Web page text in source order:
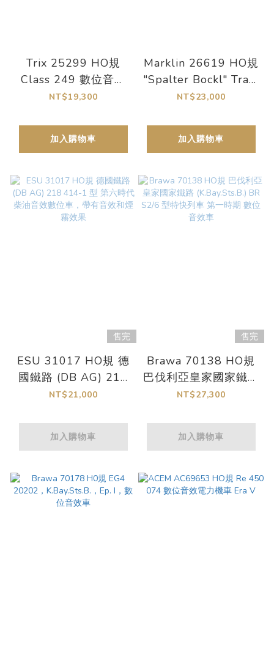
Trix 25299 HO規
Class 249 數位音效
雙動力電車.數位升降
NT$19,300
加入購物車
Marklin 26619 HO規
"Spalter Bockl" Train
Set 小玻璃數位列車
NT$23,000
加入購物車
售完
ESU 31017 HO規 德
國鐵路 (DB AG) 218
414-1 型 第六時代 柴
效和煙霧效果
NT$21,000
加入購物車
售完
Brawa 70138 HO規
巴伐利亞皇家國家鐵路
(K.Bay.Sts.B.) BR
時期 數位音效車
NT$27,300
加入購物車